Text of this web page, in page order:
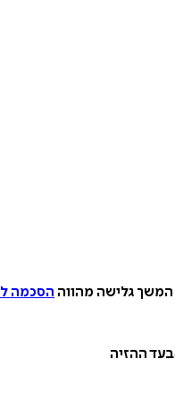
המשך גלישה מהווה הסכמה
בעד ההזיה